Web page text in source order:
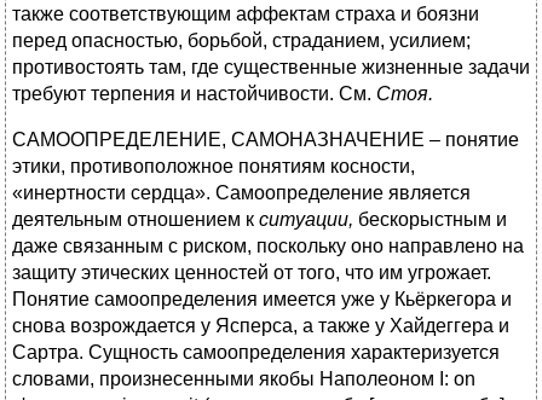
также соответствующим аффектам страха и боязни
перед опасностью, борьбой, страданием, усилием;
противостоять там, где существенные жизненные задачи
требуют терпения и настойчивости. См. Стоя.
САМООПРЕДЕЛЕНИЕ, САМОНАЗНАЧЕНИЕ – понятие
этики, противоположное понятиям косности,
«инертности сердца». Самоопределение является
деятельным отношением к ситуации, бескорыстным и
даже связанным с риском, поскольку оно направлено на
защиту этических ценностей от того, что им угрожает.
Понятие самоопределения имеется уже у Кьёркегора и
снова возрождается у Ясперса, а также у Хайдеггера и
Сартра. Сущность самоопределения характеризуется
словами, произнесенными якобы Наполеоном I: on